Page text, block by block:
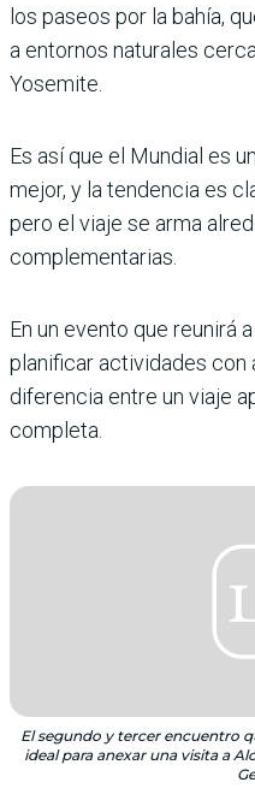
los paseos por la bahía,
a entornos naturales
Yosemite.
Es así que el Mundial es
mejor, y la tendencia es
pero el viaje se arma
complementarias.
En un evento que reunirá
planificar actividades con
diferencia entre un viaje
completa.
El segundo y tercer encuentro
ideal para anexar una visita a